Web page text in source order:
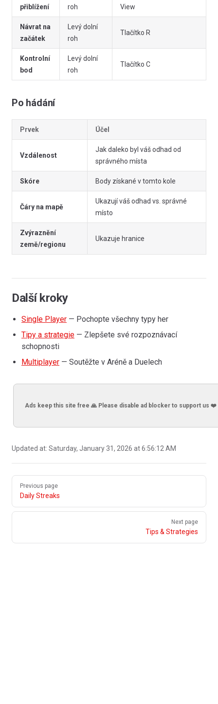
přiblížení
roh
View
Návrat na
začátek
Levý dolní
roh
Tlačítko R
Kontrolní
bod
Levý dolní
roh
Tlačítko C
Po hádání
Prvek Účel
Vzdálenost
Jak daleko byl váš odhad od
správného místa
Skóre Body získané v tomto kole
Čáry na mapě
Ukazují váš odhad vs. správné
místo
Zvýraznění
země/regionu
Ukazuje hranice
Další kroky
Single Player — Pochopte všechny typy her
Tipy a strategie — Zlepšete své rozpoznávací
schopnosti
Multiplayer — Soutěžte v Aréně a Duelech
Ads keep this site free 🙏 Please disable ad blocker to support us ❤️
Updated at: Saturday, January 31, 2026 at 6:56:12 AM
Previous page
Daily Streaks
Next page
Tips & Strategies